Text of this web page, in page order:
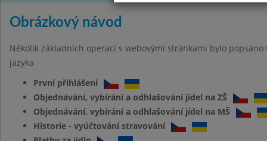
Obrázkový návod
Několik základních operací s webovými stránkami bylo
jazyka
První přihlášení
Objednávání, vybírání a odhlašování jídel na ZŠ
Objednávání, vybírání a odhlašování jídel na MŠ
Historie - vyúčtování stravování